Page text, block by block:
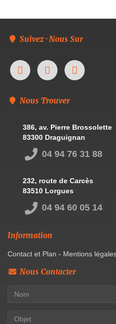
Suivez-Nous Sur
Nous Trouver
386, av. Pierre Brossolette
83300 Draguignan
04 94 76 31 88
232, route de Carcès
83510 Lorgues
04 94 60 05 14
Information
Contact et Plan - Mentions
Nous Contacter